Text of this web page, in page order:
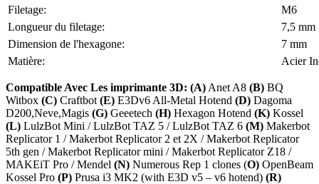
Filetage:
M6
Longueur du filetage:
7,5 mm
Dimension de l'hexagone:
7 mm
Matière:
Acier
Compatible Avec Les imprimante 3D: (A)Anet A8 (B) BQ
Witbox (C) Craftbot(E) E3Dv6 All-Metal Hotend (D) Dagoma
D200,Neve,Magis (G) Geeetech (H) Hexagon Hotend (K) Kossel
(L) LulzBot Mini / LulzBot TAZ 5 / LulzBot TAZ 6 (M) Makerbot
Replicator 1 / Makerbot Replicator 2 et 2X / Makerbot Replicator
5th gen / Makerbot Replicator mini / Makerbot Replicator Z18 /
MAKEiT Pro / Mendel (N) Numerous Rep 1 clones (O) OpenBeam
Kossel Pro (P) Prusa i3 MK2 (with E3D v5 – v6 hotend) (R)